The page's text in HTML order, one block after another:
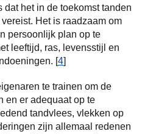
het in de toekomst tanden
Het is raadzaam om
persoonlijk plan op te
leeftijd, ras, levensstijl en
[4]
te trainen om de
en er adequaat op te
tandvlees, vlekken op
zijn allemaal redenen